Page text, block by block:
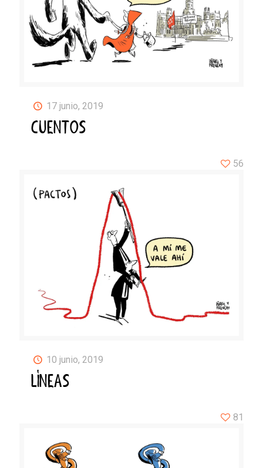
17 junio, 2019
CUENTOS
10 junio, 2019
LÍNEAS
56
81